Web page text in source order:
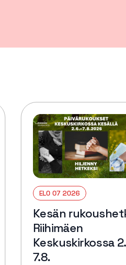
ELO 07 2026
Kesän
Riihimäen
Keskuskirkossa
7.8.